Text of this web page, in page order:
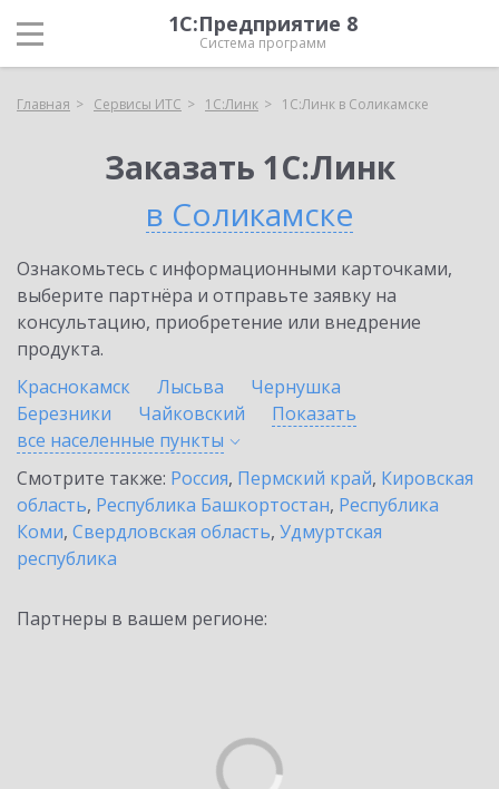
1С:Предприятие 8
Система программ
Главная Сервисы ИТС 1С:Линк 1С:Линк в Соликамске
Заказать 1С:Линк
в Соликамске
Ознакомьтесь с информационными карточками,
выберите партнёра и отправьте заявку на
консультацию, приобретение или внедрение
продукта.
Краснокамск
Лысьва
Чернушка
Березники
Чайковский
Показать
все населенные пункты
Смотрите также: Россия, Пермский край, Кировская
область, Республика Башкортостан, Республика
Коми, Свердловская область, Удмуртская
республика
Партнеры в вашем регионе: